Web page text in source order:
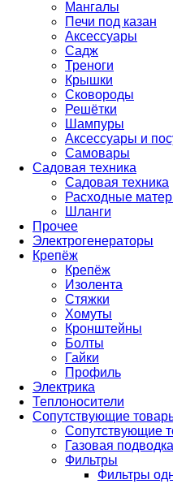
Мангалы
Печи под казан
Аксессуары
Садж
Треноги
Крышки
Сковороды
Решётки
Шампуры
Аксессуары и
Самовары
Садовая техника
Садовая техника
Расходные
Шланги
Прочее
Электрогенераторы
Крепёж
Крепёж
Изолента
Стяжки
Хомуты
Кронштейны
Болты
Гайки
Профиль
Электрика
Теплоносители
Сопутствующие
Сопутствующие
Газовая подводка
Фильтры
Фильтры